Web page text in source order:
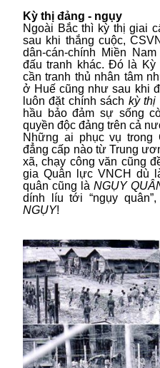
Kỳ thị đảng - ngụy
Ngoài Bắc thì kỳ thị giai
sau khi thắng cuộc,
dân-cán-chính Miền
đấu tranh khác. Đó là Kỳ
cần tranh thủ nhân tâm
ở Huế cũng như sau khi
luôn đặt chính sách kỳ thị
hầu bảo đảm sự sống
quyền độc đảng trên cả
Những ai phục vụ trong
đẳng cấp nào từ Trung
xã, chạy công văn cũng
gia Quân lực VNCH dù
quân cũng là NGỤY
dính líu tới “ngụy
NGỤY!